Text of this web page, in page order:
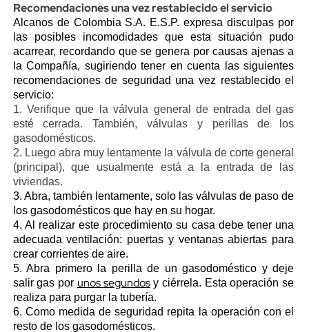
Recomendaciones una vez restablecido el servicio
Alcanos de Colombia S.A. E.S.P. expresa disculpas por
las posibles incomodidades que esta situación pudo
acarrear, recordando que se genera por causas ajenas a
la Compañía, sugiriendo tener en cuenta las siguientes
recomendaciones de seguridad una vez restablecido el
servicio:
1. Verifique que la válvula general de entrada del gas
esté cerrada. También, válvulas y perillas de los
gasodomésticos.
2. Luego abra muy lentamente la válvula de corte general
(principal), que usualmente está a la entrada de las
viviendas.
3. Abra, también lentamente, solo las válvulas de paso de
los gasodomésticos que hay en su hogar.
4. Al realizar este procedimiento su casa debe tener una
adecuada ventilación: puertas y ventanas abiertas para
crear corrientes de aire.
5. Abra primero la perilla de un gasodoméstico y deje
salir gas por unos segundosy ciérrela. Esta operación se
realiza para purgar la tubería.
6. Como medida de seguridad repita la operación con el
resto de los gasodomésticos.